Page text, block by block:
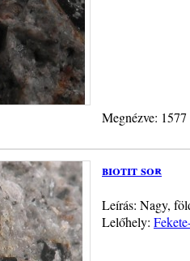
Megnézve:
biotit sor
Leírás: Nagy,
Lelőhely: